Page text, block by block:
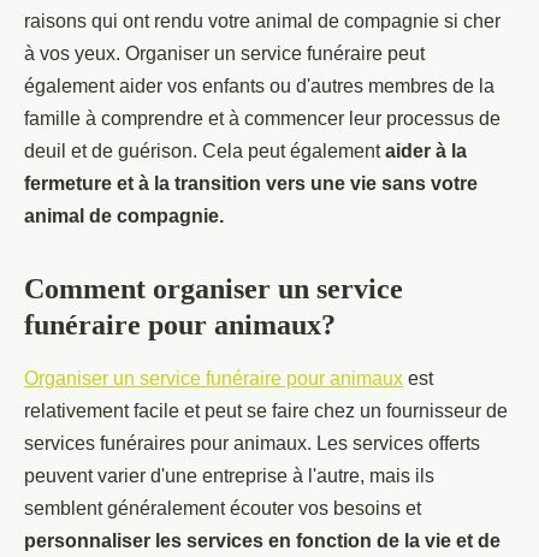
raisons qui ont rendu votre animal de compagnie si cher
à vos yeux. Organiser un service funéraire peut
également aider vos enfants ou d'autres membres de la
famille à comprendre et à commencer leur processus de
deuil et de guérison. Cela peut égalementaider à la
fermeture et à la transition vers une vie sans votre
animal de compagnie.
Comment organiser un service
funéraire pour animaux?
Organiser un service funéraire pour animaux est
relativement facile et peut se faire chez un fournisseur de
services funéraires pour animaux. Les services offerts
peuvent varier d'une entreprise à l'autre, mais ils
semblent généralement écouter vos besoins et
personnaliser les services en fonction de la vie et de